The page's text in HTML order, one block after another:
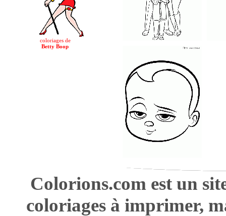
coloriages de
Betty Boop
Colorions.com est un
coloriages à imprimer,